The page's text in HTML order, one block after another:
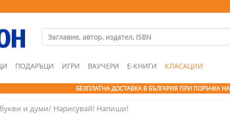
ПОДАРЪЦИ ИГРИ ВАУЧЕРИ Е-КНИГИ КЛАСАЦИИ
БЕЗПЛАТНА ДОСТАВКА В БЪЛГАРИЯ ПРИ ПОРЪЧКА
и думи/ Нарисувай! Напиши!